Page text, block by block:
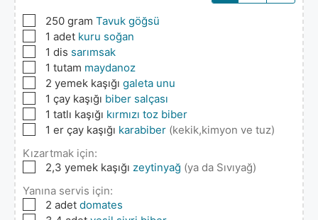
▢
250 gram Tavuk göğsü
▢1 adet kuru soğan
▢1 dis sarımsak
▢1 tutam maydanoz
▢
2 yemek kaşığı galeta unu
▢1 çay kaşığı biber salçası
▢1 tatlı kaşığı kırmızı toz biber
▢1 er çay kaşığı karabiber (kekik,kimyon ve tuz)
Kızartmak için:
▢
2,3 yemek kaşığı zeytinyağ (ya da Sıvıyağ)
Yanına servis için:
▢
2 adet domates